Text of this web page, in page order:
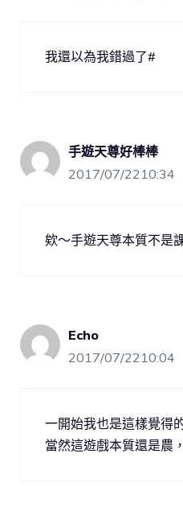
我還以為我錯過了#
手遊天尊好棒棒
2017/07/2210:34
欸～手遊天尊本質不是
Echo
2017/07/2210:04
一開始我也是這樣覺得
當然這遊戲本質還是農